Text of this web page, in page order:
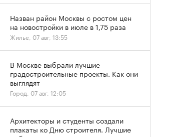
Назван район Москвы с ростом цен
на новостройки в июле в 1,75 раза
Жилье, 07 авг, 13:55
В Москве выбрали лучшие
градостроительные проекты. Как они
выглядят
Город, 07 авг, 12:05
Архитекторы и студенты создали
плакаты ко Дню строителя. Лучшие